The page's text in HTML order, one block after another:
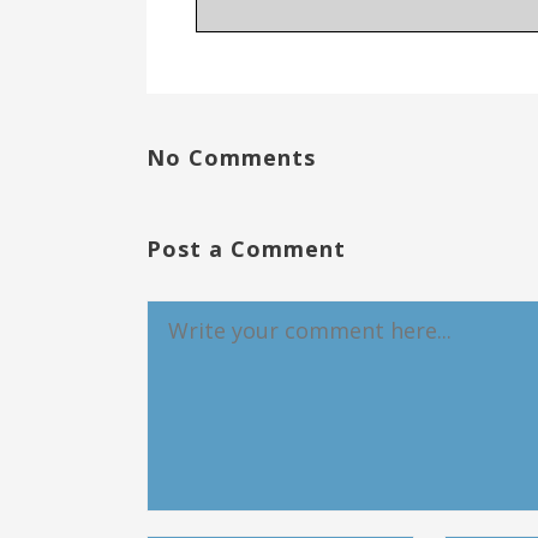
No Comments
Post a Comment